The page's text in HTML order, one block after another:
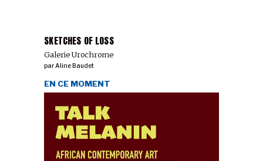
SKETCHES OF LOSS
Galerie Urochrome
parAline Baudet
EN CE MOMENT